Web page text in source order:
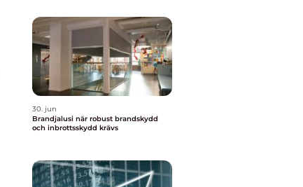
30. jun
Brandjalusi när robust brandskydd
och inbrottsskydd krävs